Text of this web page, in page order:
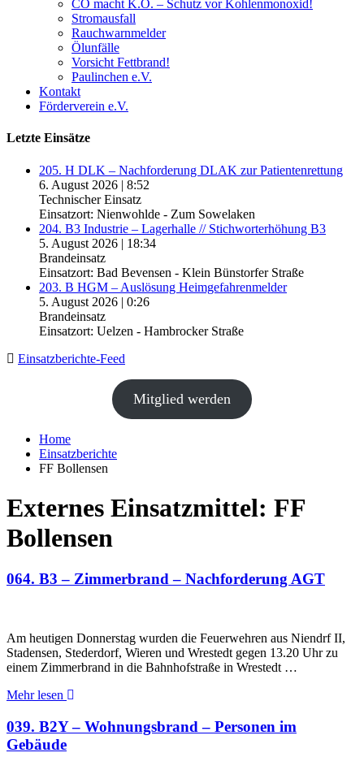
CO macht K.O. – Schutz vor Kohlenmonoxid!
Stromausfall
Rauchwarnmelder
Ölunfälle
Vorsicht Fettbrand!
Paulinchen e.V.
Kontakt
Förderverein e.V.
Letzte Einsätze
205. H DLK – Nachforderung DLAK zur Patientenrettung
6. August 2026 | 8:52
Technischer Einsatz
Einsatzort: Nienwohlde - Zum Sowelaken
204. B3 Industrie – Lagerhalle // Stichworterhöhung B3
5. August 2026 | 18:34
Brandeinsatz
Einsatzort: Bad Bevensen - Klein Bünstorfer Straße
203. B HGM – Auslösung Heimgefahrenmelder
5. August 2026 | 0:26
Brandeinsatz
Einsatzort: Uelzen - Hambrocker Straße
Einsatzberichte-Feed
Mitglied werden
Home
Einsatzberichte
FF Bollensen
Externes Einsatzmittel: FF
Bollensen
064. B3 – Zimmerbrand – Nachforderung AGT
Am heutigen Donnerstag wurden die Feuerwehren aus Niendrf II,
Stadensen, Stederdorf, Wieren und Wrestedt gegen 13.20 Uhr zu
einem Zimmerbrand in die Bahnhofstraße in Wrestedt …
Mehr lesen
039. B2Y – Wohnungsbrand – Personen im
Gebäude